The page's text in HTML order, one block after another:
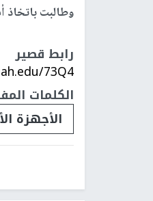
وطالبت باتخاذ
رابط قصير
73Q4/
الكلمات
الأجهزة